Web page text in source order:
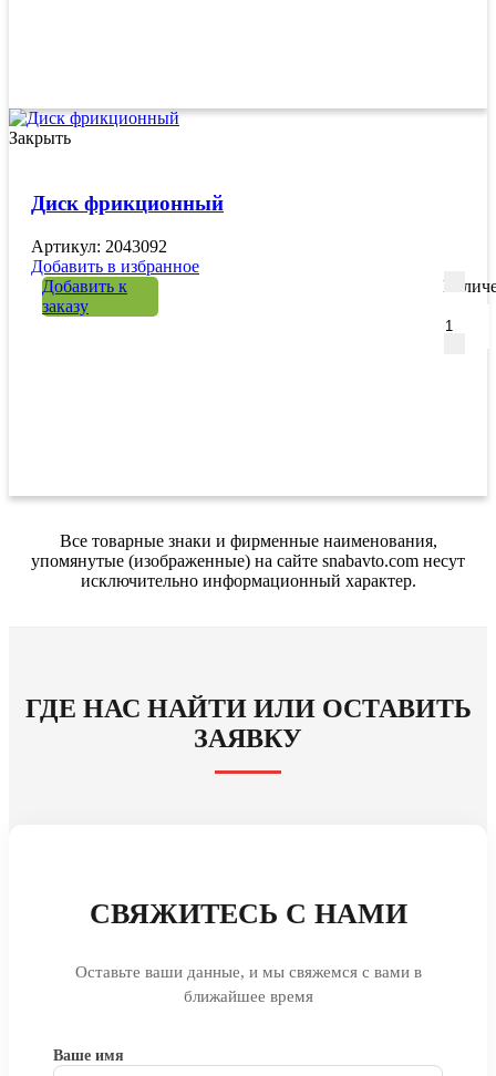
Закрыть
Диск фрикционный
Артикул: 2043092
Добавить в избранное
Добавить к
заказу
Все товарные знаки и фирменные наименования,
упомянутые (изображенные) на сайте snabavto.com несут
исключительно информационный характер.
ГДЕ НАС НАЙТИ ИЛИ ОСТАВИТЬ
ЗАЯВКУ
СВЯЖИТЕСЬ С НАМИ
Оставьте ваши данные, и мы свяжемся с вами в
ближайшее время
Ваше имя